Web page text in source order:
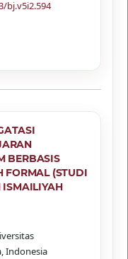
bj.v5i2.594
BERBASIS
FORMAL (STUDI
ISMAILIYAH
Indonesia